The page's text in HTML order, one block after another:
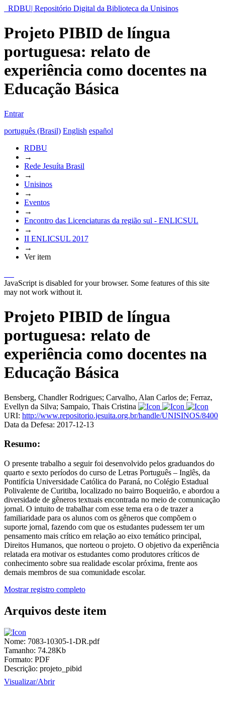
RDBU| Repositório Digital da Biblioteca da Unisinos
Projeto PIBID de língua
portuguesa: relato de
experiência como docentes na
Educação Básica
Entrar
português (Brasil) English español
RDBU
→
Rede Jesuíta Brasil
→
Unisinos
→
Eventos
→
Encontro das Licenciaturas da região sul - ENLICSUL
→
II ENLICSUL 2017
→
Ver item
JavaScript is disabled for your browser. Some features of this site
may not work without it.
Projeto PIBID de língua
portuguesa: relato de
experiência como docentes na
Educação Básica
Bensberg, Chandler Rodrigues; Carvalho, Alan Carlos de; Ferraz,
Evellyn da Silva; Sampaio, Thais Cristina
URI: http://www.repositorio.jesuita.org.br/handle/UNISINOS/8400
Data da Defesa: 2017-12-13
Resumo:
O presente trabalho a seguir foi desenvolvido pelos graduandos do
quarto e sexto períodos do curso de Letras Português – Inglês, da
Pontifícia Universidade Católica do Paraná, no Colégio Estadual
Polivalente de Curitiba, localizado no bairro Boqueirão, e abordou a
diversidade de gêneros textuais encontrada no meio de comunicação
jornal. O intuito de trabalhar com esse tema era o de trazer a
familiaridade para os alunos com os gêneros que compõem o
suporte jornal, fazendo com que os estudantes pudessem ter um
pensamento mais crítico em relação ao eixo temático principal,
Direitos Humanos, que norteou o projeto. O objetivo da experiência
relatada era motivar os estudantes como produtores críticos de
conhecimento sobre sua realidade escolar próxima, frente aos
demais membros de sua comunidade escolar.
Mostrar registro completo
Arquivos deste item
Nome: 7083-10305-1-DR.pdf
Tamanho: 74.28Kb
Formato: PDF
Descrição: projeto_pibid
Visualizar/Abrir